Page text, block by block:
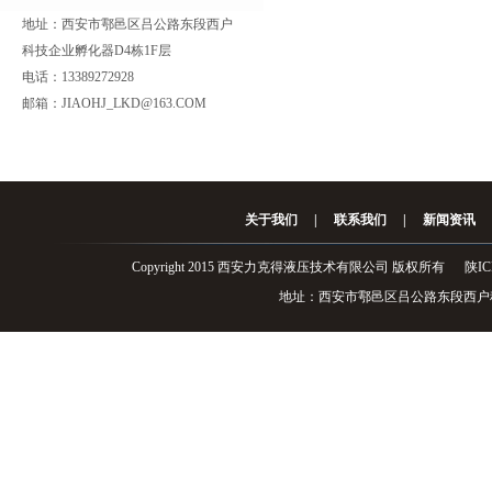
地址：西安市鄠邑区吕公路东段西户
科技企业孵化器D4栋1F层
电话：13389272928
邮箱：JIAOHJ_LKD@163.COM
关于我们 联系我们 新闻资讯
Copyright 2015 西安力克得液压技术有限公司 版权所有 陕
地址：西安市鄠邑区吕公路东段西